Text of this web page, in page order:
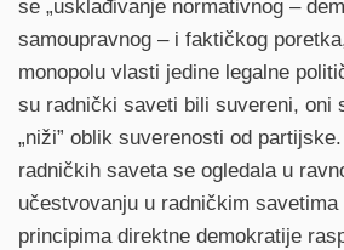
se „usklađivanje normativnog –
samoupravnog – i faktičkog
monopolu vlasti jedine legalne
su radnički saveti bili suvereni, oni
„niži” oblik suverenosti od
radničkih saveta se ogledala u
učestvovanju u radničkim savetima
principima direktne demokratije